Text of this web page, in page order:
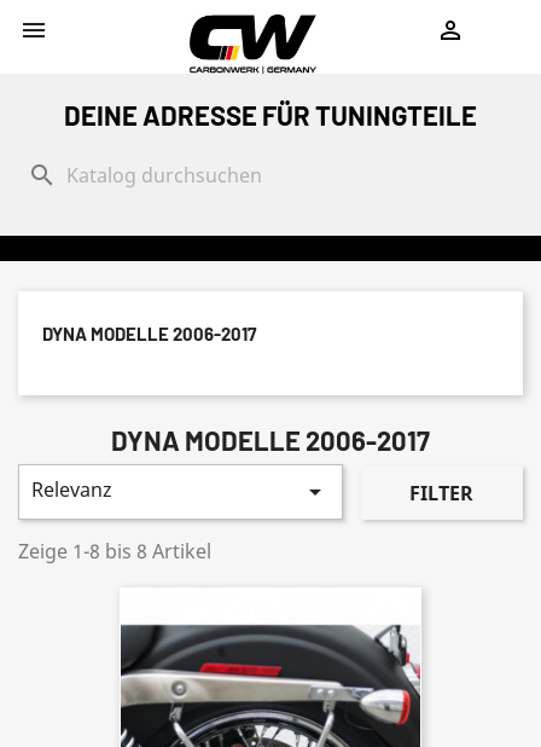
 
DEINE ADRESSE FÜR TUNINGTEILE
search
DYNA MODELLE 2006-2017
DYNA MODELLE 2006-2017
Relevanz  FILTER
Zeige 1-8 bis 8 Artikel